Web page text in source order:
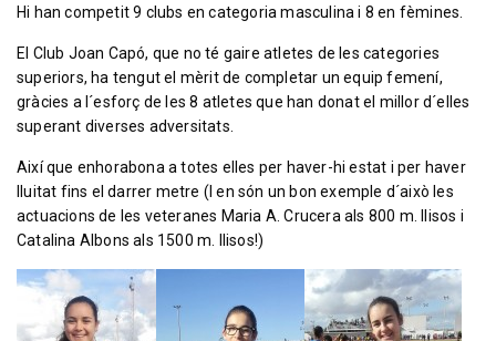
Hi han competit 9 clubs en categoria masculina i 8 en fèmines.
El Club Joan Capó, que no té gaire atletes de les categories
superiors, ha tengut el mèrit de completar un equip femení,
gràcies a l´esforç de les 8 atletes que han donat el millor d´elles
superant diverses adversitats.
Així que enhorabona a totes elles per haver-hi estat i per haver
lluitat fins el darrer metre (I en són un bon exemple d´això les
actuacions de les veteranes Maria A. Crucera als 800 m. llisos i
Catalina Albons als 1500 m. llisos!)